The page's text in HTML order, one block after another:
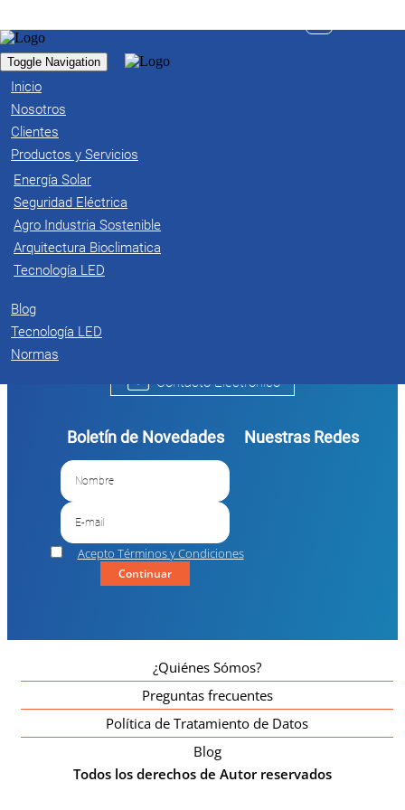
Toggle Navigation
Inicio
Nosotros
Clientes
Productos y Servicios
Energía Solar
Seguridad Eléctrica
Agro Industria Sostenible
Arquitectura Bioclimatica
Tecnología LED
Blog
Tecnología LED
Normas
UPS
Compartir en redes
Facebook
Twitter
Otros Productos
Cra 31 No 15 / 87 CDV Barrio San Luis (Pereira, Colombia)
Contacto Electrónico
Nuestras Redes
Boletín de Novedades
Acepto Términos y Condiciones
Continuar
¿Quiénes Sómos?
Preguntas frecuentes
Política de Tratamiento de Datos
Blog
Todos los derechos de Autor reservados